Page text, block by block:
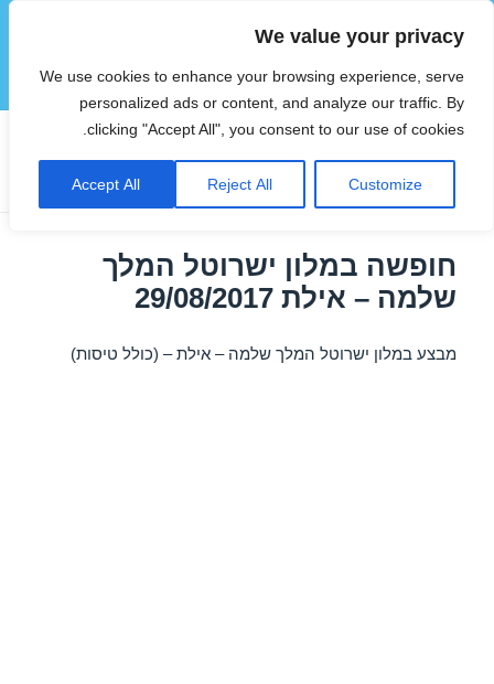
We value your privacy
We use cookies to enhance your browsing experience, serve
personalized ads or content, and analyze our traffic. By
clicking "Accept All", you consent to our use of cookies.
Customize
Reject All
Accept All
הוטצימר
תפריטים
ווידג'טים
תגית:דילים לאילת באוגוסט
חופשה במלון ישרוטל המלך
שלמה – אילת 29/08/2017
מבצע במלון ישרוטל המלך שלמה – אילת – (כולל טיסות)